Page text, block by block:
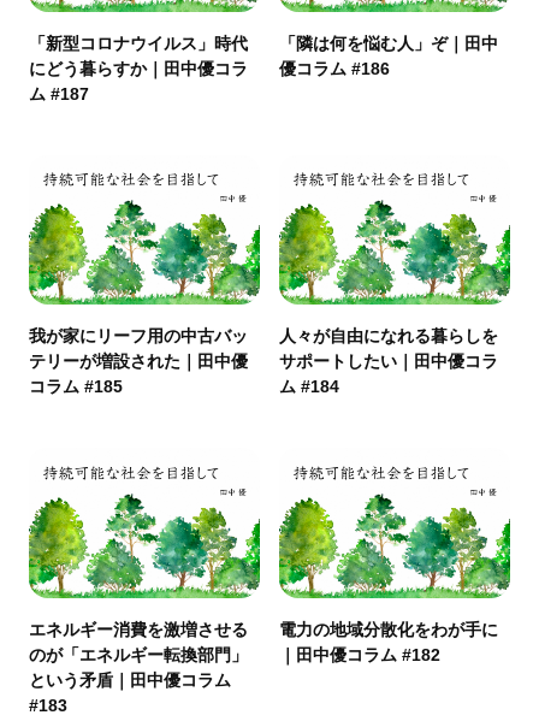
「新型コロナウイルス」時代
にどう暮らすか｜田中優コラ
ム #187
「隣は何を悩む人」ぞ｜田中
優コラム #186
我が家にリーフ用の中古バッ
テリーが増設された｜田中優
コラム #185
人々が自由になれる暮らしを
サポートしたい｜田中優コラ
ム #184
エネルギー消費を激増させる
のが「エネルギー転換部門」
という矛盾｜田中優コラム
#183
電力の地域分散化をわが手に
｜田中優コラム #182